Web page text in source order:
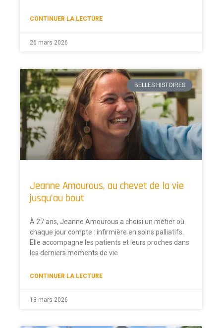
CONTINUER LA LECTURE
26 mars 2026
BELLES HISTOIRES
Jeanne Amourous, au chevet de la vie
jusqu’au bout
À 27 ans, Jeanne Amourous a choisi un métier où
chaque jour compte : infirmière en soins palliatifs.
Elle accompagne les patients et leurs proches dans
les derniers moments de vie.
CONTINUER LA LECTURE
18 mars 2026